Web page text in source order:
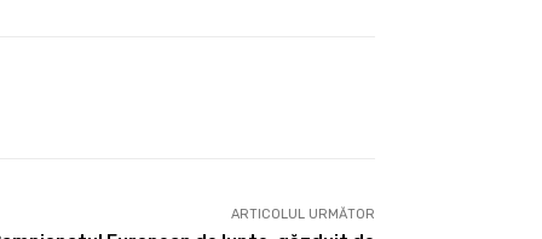
ARTICOLUL URMĂTOR